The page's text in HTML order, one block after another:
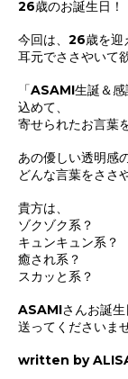
26歳のお誕生日
今回は、26歳を
耳元でささやいて
「ASAMI生誕＆感
込めて、
寄せられたお言葉を
あの優しい透明感
どんな言葉をささ
貴方は、
ゾクゾク系？
キュンキュン系 ？
癒され系 ？
スカッと系？
ASAMIさんお誕生
送ってくださいませ
written by